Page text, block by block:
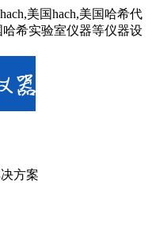
美国hach,美国哈希代
希实验室仪器等仪器设
方案